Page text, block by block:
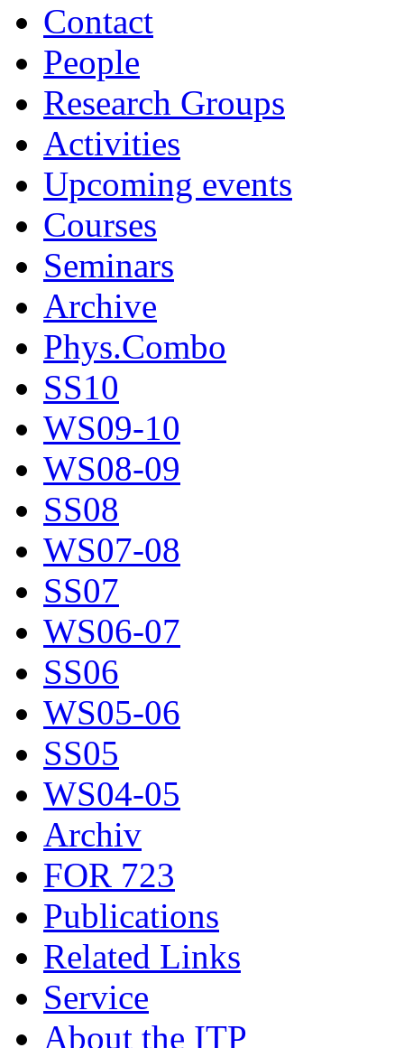
Contact
People
Research Groups
Activities
Upcoming events
Courses
Seminars
Archive
Phys.Combo
SS10
WS09-10
WS08-09
SS08
WS07-08
SS07
WS06-07
SS06
WS05-06
SS05
WS04-05
Archiv
FOR 723
Publications
Related Links
Service
About the ITP